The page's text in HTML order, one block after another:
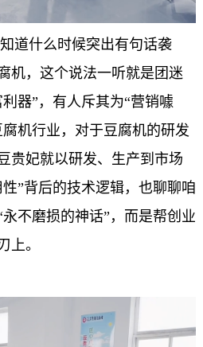
什么时候突出有句话袭
机，这个说法一听就是团迷
器”，有人斥其为“营销噱
机行业，对于豆腐机的研发
贵妃就以研发、生产到市场
”背后的技术逻辑，也聊聊咱
不磨损的神话”，而是帮创业
上。